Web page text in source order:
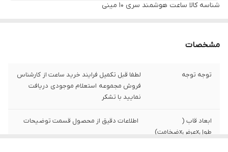
شناسه کالا ساعت هوشمند سری ۱۰ مینی
مشخصات
توجه توجه
لطفا قبل تکمیل فرایند خرید ساعت از کارشناس
فروش مجموعه استعلام موجودی دریافت
نمایید با تشکر
ابعاد قاب (
طولxعرضxضخامت)
اطلاعات دقیق از محصول قسمت توضیحات